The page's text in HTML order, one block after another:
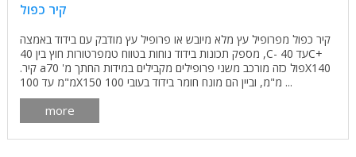
קיר כפול
קיר כפול מפרופיל עץ מלא מיובש או פרופיל עץ מודבק עם בידוד באמצה
, מספק תכונות בידוד נוחות בטווח טמפרטורות חוץ בין 40C- עד 40С+
.קיר аפול כזה מורכב משני פרופילים מקבילים במידות החתך מ' 70X140
מ"מ עד 100X150 מ"מ, וביין הם מונח חומר בידוד בעובי 100 ...
more